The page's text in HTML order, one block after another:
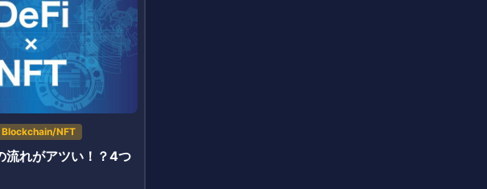
Blockchain/NFT
流れがアツい！？4つ